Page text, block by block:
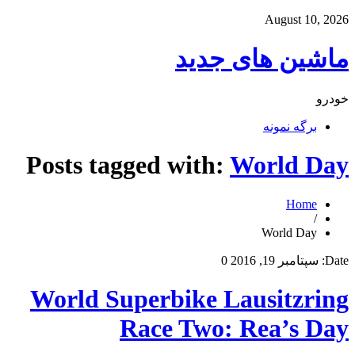
August 10, 2026
ماشین های جدید
خودرو
برگه نمونه
Posts tagged with: World Day
Home
/
World Day
Date: سپتامبر 19, 2016 0
World Superbike Lausitzring
Race Two: Rea’s Day